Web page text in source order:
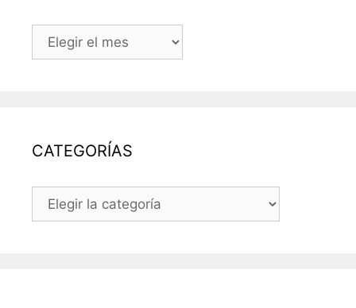
TODAS
CATEGORÍAS
CATEGORÍAS